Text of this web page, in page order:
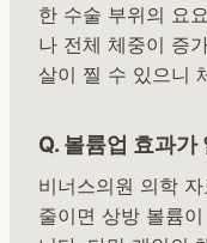
한 수술 부위의 요
나 전체 체중이 증
살이 찔 수 있으니
Q. 볼륨업 효과
비너스의원 의학
줄이면 상방 볼륨